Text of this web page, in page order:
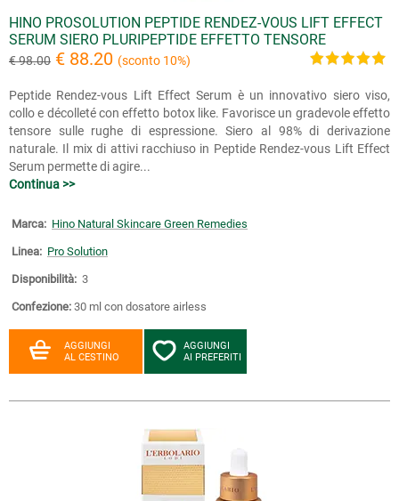
HINO PROSOLUTION PEPTIDE RENDEZ-VOUS LIFT EFFECT
SERUM SIERO PLURIPEPTIDE EFFETTO TENSORE
€ 98.00 € 88.20 (sconto 10%)
Peptide Rendez-vous Lift Effect Serum è un innovativo siero viso,
collo e décolleté con effetto botox like. Favorisce un gradevole effetto
tensore sulle rughe di espressione. Siero al 98% di derivazione
naturale. Il mix di attivi racchiuso in Peptide Rendez-vous Lift Effect
Serum permette di agire...
Continua >>
Marca: Hino Natural Skincare Green Remedies
Linea: Pro Solution
Disponibilità: 3
Confezione: 30 ml con dosatore airless
AGGIUNGI
AL CESTINO
AGGIUNGI
AI PREFERITI